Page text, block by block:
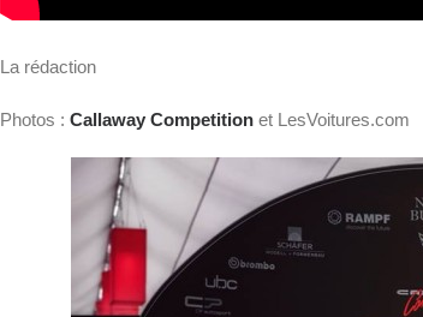
La rédaction
Photos : Callaway Competition et LesVoitures.com